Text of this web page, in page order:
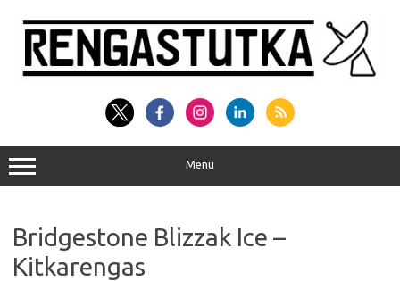
content
Menu
Bridgestone Blizzak Ice –
Kitkarengas